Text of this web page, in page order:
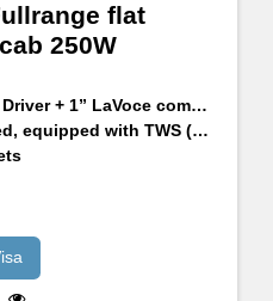
flat
250W
1” LaVoce compression driver
with TWS (true wireless stereo)
1x12 & 4x12.